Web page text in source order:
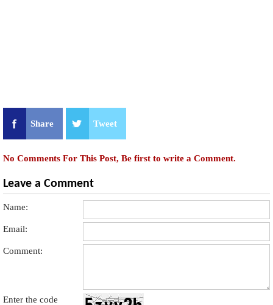
Share Tweet
No Comments For This Post, Be first to write a Comment.
Leave a Comment
Name:
Email:
Comment:
Enter the code